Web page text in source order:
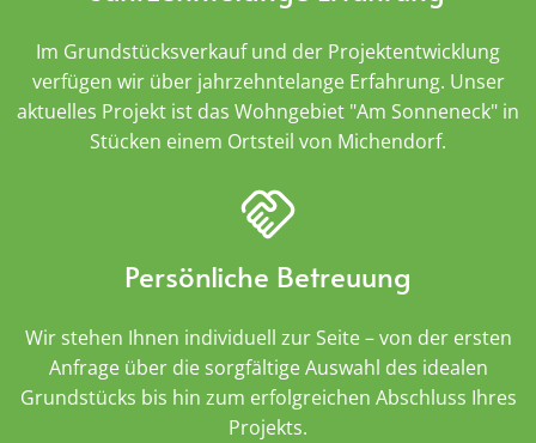
Im Grundstücksverkauf und der Projektentwicklung
verfügen wir über jahrzehntelange Erfahrung. Unser
aktuelles Projekt ist das Wohngebiet "Am Sonneneck" in
Stücken einem Ortsteil von Michendorf.
Persönliche Betreuung
Wir stehen Ihnen individuell zur Seite – von der ersten
Anfrage über die sorgfältige Auswahl des idealen
Grundstücks bis hin zum erfolgreichen Abschluss Ihres
Projekts.